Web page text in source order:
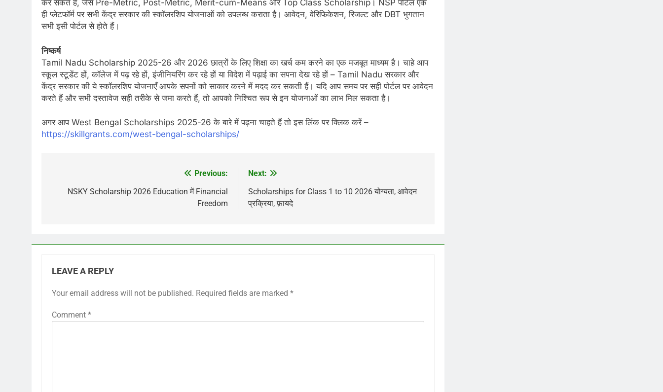
कर सकते हैं, जैसे Pre-Metric, Post-Metric, Merit-cum-Means और Top Class Scholarship। NSP पोर्टल एक
ही प्लेटफॉर्म पर सभी केंद्र सरकार की स्कॉलरशिप योजनाओं को उपलब्ध कराता है। आवेदन, वेरिफिकेशन, रिजल्ट और DBT भुगतान
सभी इसी पोर्टल से होते हैं।
निष्कर्ष
Tamil Nadu Scholarship 2025-26 और 2026 छात्रों के लिए शिक्षा का खर्च कम करने का एक मजबूत माध्यम है। चाहे आप
स्कूल स्टूडेंट हों, कॉलेज में पढ़ रहे हों, इंजीनियरिंग कर रहे हों या विदेश में पढ़ाई का सपना देख रहे हों – Tamil Nadu सरकार और
केंद्र सरकार की ये स्कॉलरशिप योजनाएँ आपके सपनों को साकार करने में मदद कर सकती हैं। यदि आप समय पर सही पोर्टल पर आवेदन
करते हैं और सभी दस्तावेज सही तरीके से जमा करते हैं, तो आपको निश्चित रूप से इन योजनाओं का लाभ मिल सकता है।
अगर आप West Bengal Scholarships 2025-26 के बारे में पढ़ना चाहते हैं तो इस लिंक पर क्लिक करें –
https://skillgrants.com/west-bengal-scholarships/
navigation
Previous:
NSKY Scholarship 2026 Education में Financial
Freedom
Next:
Scholarships for Class 1 to 10 2026 योग्यता, आवेदन
प्रक्रिया, फ़ायदे
LEAVE A REPLY
Your email address will not be published. Required fields are marked *
Comment *